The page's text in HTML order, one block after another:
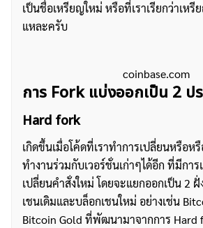
เป็นชื่อเหรียญใหม่ หรือที่เราเรียกว่าเหรี
แหละครับ
coinbase.com
การ Fork แบ่งออกเป็น 2 ป
Hard fork
เกิดขึ้นเมื่อโค้ดที่เราทำการเปลี่ยนหรือ
ทำงานร่วมกับเวอร์ชั่นเก่าๆได้อีก ที่มีกา
เปลี่ยนคำสั่งใหม่ โดยจะแยกออกเป็น 2
เชนเดิมและบล็อกเชนใหม่ อย่างเช่น
Bitcoin Gold ที่พัฒนามาจากการ Hard